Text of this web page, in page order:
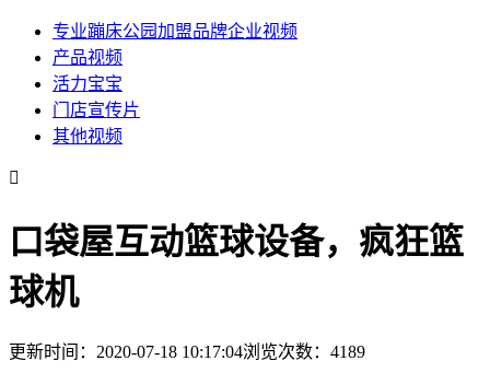
专业蹦床公园加盟品牌企业视频
产品视频
活力宝宝
门店宣传片
其他视频

口袋屋互动篮球设备，疯狂篮
球机
更新时间：2020-07-18 10:17:04浏览次数：4189